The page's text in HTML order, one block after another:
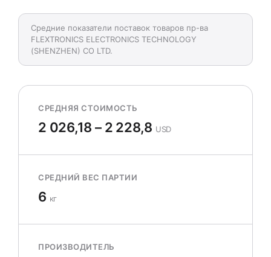
Средние показатели поставок товаров пр-ва
FLEXTRONICS ELECTRONICS TECHNOLOGY
(SHENZHEN) CO LTD.
СРЕДНЯЯ СТОИМОСТЬ
2 026,18 – 2 228,8 USD
СРЕДНИЙ ВЕС ПАРТИИ
6 кг
ПРОИЗВОДИТЕЛЬ